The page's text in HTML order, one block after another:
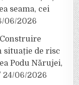
seama, cei
06/2026
situație de risc
Podu Nărujei,
24/06/2026